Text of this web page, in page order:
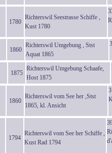
1780
Richterswil Seestrasse Schiffe ,
Kust 1780
1860
Richterswil Umgebung , Stst
Aquat 1865
1875
Richterswil Umgebung Schaafe,
Host 1875
1860
Richterswil vom See her ,Stst
1865, kl. Ansicht
1794
Richterswil vom See her Schiffe ,
Kust Rad 1794